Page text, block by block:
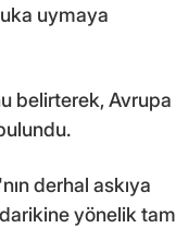
uymaya
belirterek, Avrupa
derhal askıya
yönelik tam